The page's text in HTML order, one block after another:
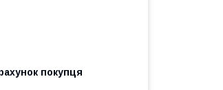
покупця